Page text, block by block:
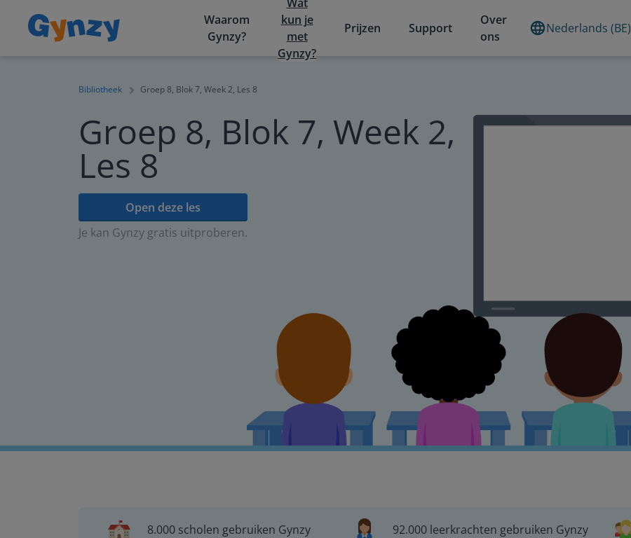
Waarom
Gynzy?
kun je
met
Gynzy?
Prijzen Support
Over
ons
Nederlands (BE)
Bibliotheek Groep 8, Blok 7, Week 2, Les 8
Groep 8, Blok 7, Week 2,
Les 8
Open deze les
Je kan Gynzy gratis uitproberen.
8.000 scholen gebruiken Gynzy 92.000 leerkrachten gebruiken Gynzy